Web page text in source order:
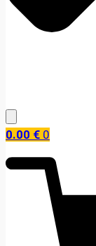
0.00 € 0